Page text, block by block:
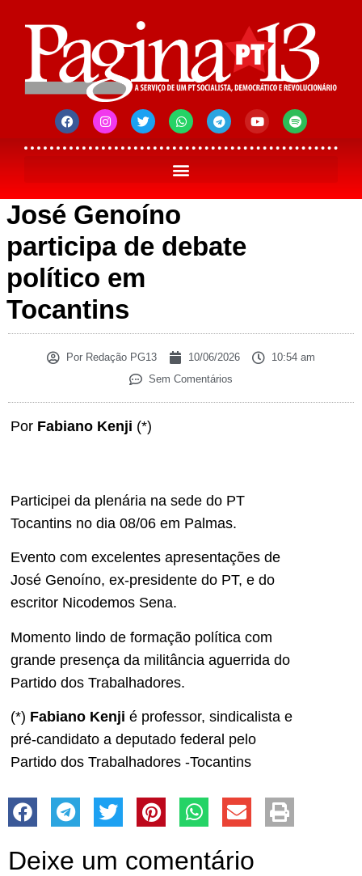
José Genoíno
participa de debate
político em
Tocantins
Por Redação PG13 10/06/2026
10:54 am
Sem Comentários
Por Fabiano Kenji (*)
Participei da plenária na sede do PT
Tocantins no dia 08/06 em Palmas.
Evento com excelentes apresentações de
José Genoíno, ex-presidente do PT, e do
escritor Nicodemos Sena.
Momento lindo de formação política com
grande presença da militância aguerrida do
Partido dos Trabalhadores.
(*) Fabiano Kenji é professor, sindicalista e
pré-candidato a deputado federal pelo
Partido dos Trabalhadores -Tocantins
Deixe um comentário